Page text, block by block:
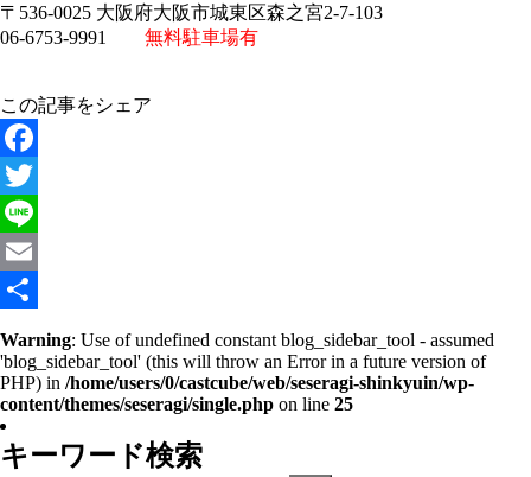
〒536-0025 大阪府大阪市城東区森之宮2-7-103
06-6753-9991 無料駐車場有
この記事をシェア
Facebook
Twitter
Line
Email
有
Warning: Use of undefined constant blog_sidebar_tool - assumed
'blog_sidebar_tool' (this will throw an Error in a future version of
PHP) in /home/users/0/castcube/web/seseragi-shinkyuin/wp-
content/themes/seseragi/single.php on line 25
キーワード検索